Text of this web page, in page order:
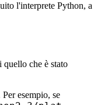
l'interprete Python, a
che è stato
esempio, se